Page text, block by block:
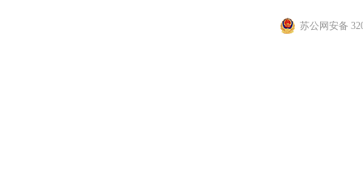
苏公网安备